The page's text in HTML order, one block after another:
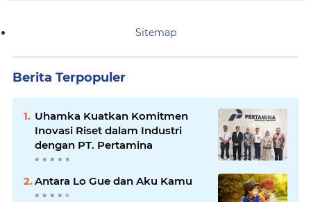
Sitemap
Berita Terpopuler
Uhamka Kuatkan Komitmen
Inovasi Riset dalam Industri
dengan PT. Pertamina
Antara Lo Gue dan Aku Kamu